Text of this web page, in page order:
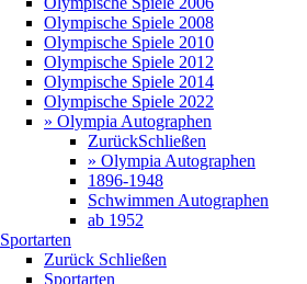
Olympische Spiele 2008
Olympische Spiele 2010
Olympische Spiele 2012
Olympische Spiele 2014
Olympische Spiele 2022
» Olympia Autographen
ZurückSchließen
» Olympia Autographen
1896-1948
Schwimmen Autographen
ab 1952
Sportarten
Zurück Schließen
Sportarten